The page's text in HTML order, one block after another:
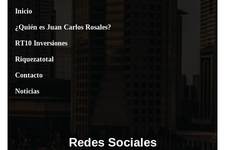
Inicio
¿Quién es Juan Carlos Rosales?
RT10 Inversiones
Riquezatotal
Contacto
Noticias
Redes Sociales